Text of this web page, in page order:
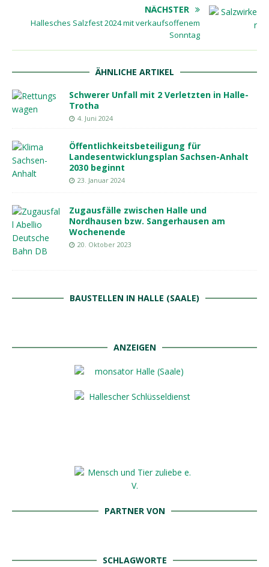
NÄCHSTER
Hallesches Salzfest 2024 mit verkaufsoffenem
Sonntag
ÄHNLICHE ARTIKEL
Schwerer Unfall mit 2 Verletzten in Halle-
Trotha
4. Juni 2024
Öffentlichkeitsbeteiligung für
Landesentwicklungsplan Sachsen-Anhalt
2030 beginnt
23. Januar 2024
Zugausfälle zwischen Halle und
Nordhausen bzw. Sangerhausen am
Wochenende
20. Oktober 2023
BAUSTELLEN IN HALLE (SAALE)
ANZEIGEN
PARTNER VON
SCHLAGWORTE